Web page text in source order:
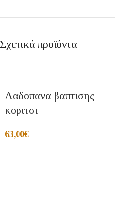
Σχετικά προϊόντα
Λαδοπανα βαπτισης
κοριτσι
63,00€